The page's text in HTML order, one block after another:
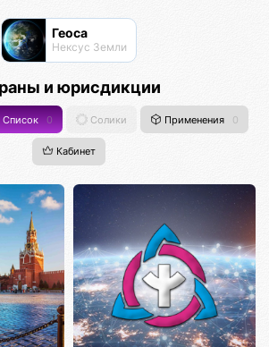
Геоса
Нексус Земли
и юрисдикции
Список 0 Солики Применения 0
Кабинет